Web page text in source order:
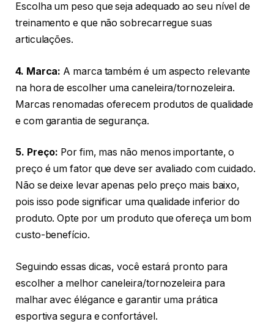
Escolha um peso que seja adequado ao seu nível de
treinamento e que não sobrecarregue suas
articulações.
4. Marca: A marca também é um aspecto relevante
na hora de escolher uma caneleira/tornozeleira.
Marcas renomadas oferecem produtos de qualidade
e com garantia de segurança.
5. Preço: Por fim, mas não menos importante, o
preço é um fator que deve ser avaliado com cuidado.
Não se deixe levar apenas pelo preço mais baixo,
pois isso pode significar uma qualidade inferior do
produto. Opte por um produto que ofereça um bom
custo-benefício.
Seguindo essas dicas, você estará pronto para
escolher a melhor caneleira/tornozeleira para
malhar avec élégance e garantir uma prática
esportiva segura e confortável.